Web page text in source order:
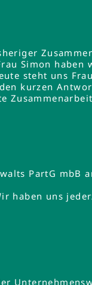
Simon haben
steht uns
kurzen
PartG mbB
haben uns